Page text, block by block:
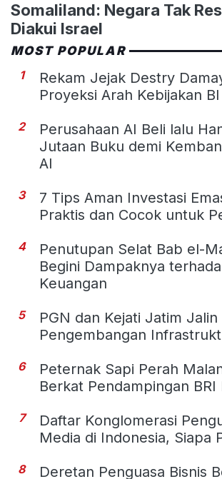
Somaliland: Negara Tak
Diakui Israel
MOST POPULAR
1
Rekam Jejak Destry
Proyeksi Arah Kebijakan
2
Perusahaan AI Beli lalu
Jutaan Buku demi
AI
3
7 Tips Aman Investasi
Praktis dan Cocok untuk
4
Penutupan Selat Bab el-
Begini Dampaknya
Keuangan
5
PGN dan Kejati Jatim
Pengembangan
6
Peternak Sapi Perah
Berkat Pendampingan BRI
7
Daftar Konglomerasi
Media di Indonesia, Siapa
8
Deretan Penguasa Bisnis